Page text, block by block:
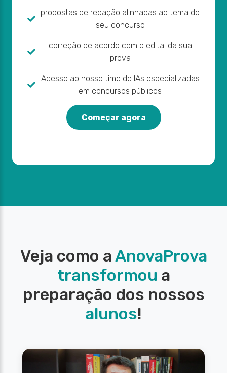
propostas de redação alinhadas ao tema do
seu concurso
correção de acordo com o edital da sua
prova
Acesso ao nosso time de IAs especializadas
em concursos públicos
Começar agora
Veja como aAnovaProva
transformou a
preparação dos nossos
alunos!